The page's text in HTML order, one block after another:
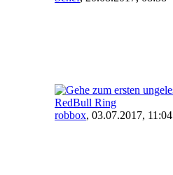
RedBull Ring
robbox, 03.07.2017, 11:04